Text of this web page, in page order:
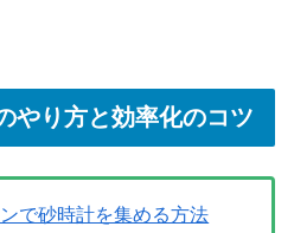
やり方と効率化のコツ
で砂時計を集める方法